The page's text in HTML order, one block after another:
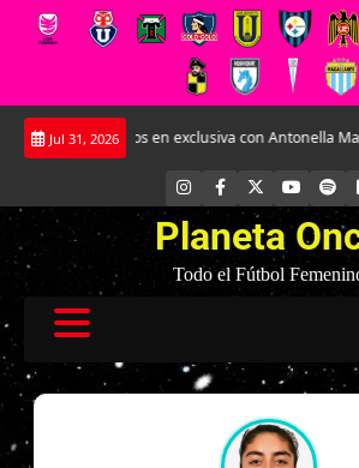
Saltar
Jul 31, 2026
Conversamos en exclusiva con Antonella
INSTAGRAM
FACEBOOK
Planeta
Todo el Fútbol